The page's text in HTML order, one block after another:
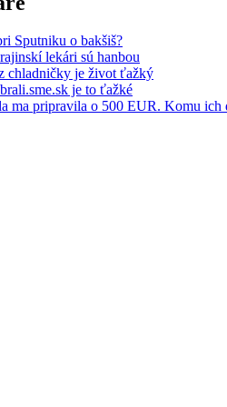
Sputniku o bakšiš?
lekári sú hanbou
chladničky je život ťažký
je to ťažké
ma pripravila o 500 EUR. Komu ich